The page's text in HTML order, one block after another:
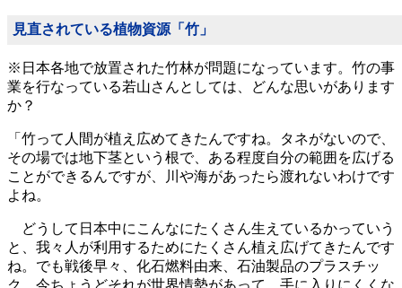
見直されている植物資源「竹」
※日本各地で放置された竹林が問題になっています。竹の事
業を行なっている若山さんとしては、どんな思いがあります
か？
「竹って人間が植え広めてきたんですね。タネがないので、
その場では地下茎という根で、ある程度自分の範囲を広げる
ことができるんですが、川や海があったら渡れないわけです
よね。
どうして日本中にこんなにたくさん生えているかっていう
と、我々人が利用するためにたくさん植え広げてきたんです
ね。でも戦後早々、化石燃料由来、石油製品のプラスチッ